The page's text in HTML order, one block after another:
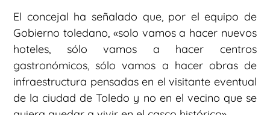
El concejal ha señalado que, por el equipo de
Gobierno toledano, «solo vamos a hacer nuevos
hoteles, sólo vamos a hacer centros
gastronómicos, sólo vamos a hacer obras de
infraestructura pensadas en el visitante eventual
de la ciudad de Toledo y no en el vecino que se